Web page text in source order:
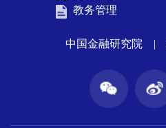
教务管理
中国金融研究院 |